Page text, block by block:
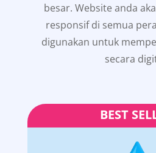
besar. Website anda
responsif di semua
digunakan untuk
secara
BEST